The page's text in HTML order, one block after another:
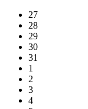
27
28
29
30
31
1
2
3
4